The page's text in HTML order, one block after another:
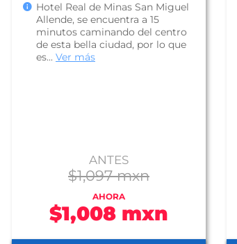
Hotel Real de Minas San Miguel
Allende, se encuentra a 15
minutos caminando del centro
de esta bella ciudad, por lo que
es... Ver más
ANTES
$1,097 mxn
AHORA
$1,008 mxn